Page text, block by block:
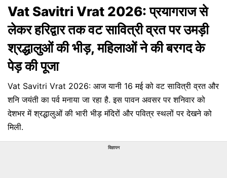
Vat Savitri Vrat 2026: प्रयागराज से
लेकर हरिद्वार तक वट सावित्री व्रत पर उमड़ी
श्रद्धालुओं की भीड़, महिलाओं ने की बरगद के
पेड़ की पूजा
Vat Savitri Vrat 2026: आज यानी 16 मई को वट सावित्री व्रत और
शनि जयंती का पर्व मनाया जा रहा है. इस पावन अवसर पर शनिवार को
देशभर में श्रद्धालुओं की भारी भीड़ मंदिरों और पवित्र स्थलों पर देखने को
मिली.
विज्ञापन